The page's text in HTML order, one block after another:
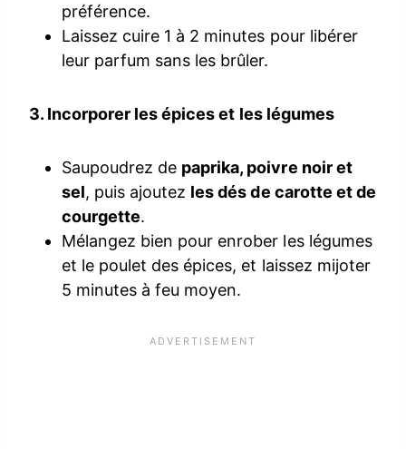
préférence.
Laissez cuire 1 à 2 minutes pour libérer
leur parfum sans les brûler.
3. Incorporer les épices et les légumes
Saupoudrez de paprika, poivre noir et
sel, puis ajoutez les dés de carotte et de
courgette.
Mélangez bien pour enrober les légumes
et le poulet des épices, et laissez mijoter
5 minutes à feu moyen.